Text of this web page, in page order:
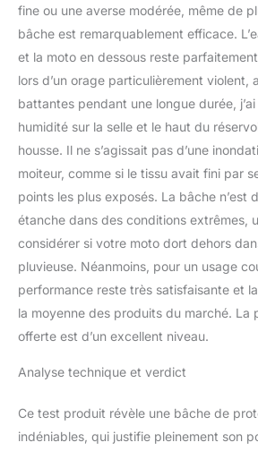
fine ou une averse modérée, même de
bâche est remarquablement efficace.
et la moto en dessous reste
lors d’un orage particulièrement violent,
battantes pendant une longue durée,
humidité sur la selle et le haut du
housse. Il ne s’agissait pas d’une
moiteur, comme si le tissu avait fini par
points les plus exposés. La bâche n’est
étanche dans des conditions extrêmes,
considérer si votre moto dort dehors
pluvieuse. Néanmoins, pour un usage
performance reste très satisfaisante et
la moyenne des produits du marché. La
offerte est d’un excellent niveau.
Analyse technique et verdict
Ce test produit révèle une bâche de
indéniables, qui justifie pleinement son